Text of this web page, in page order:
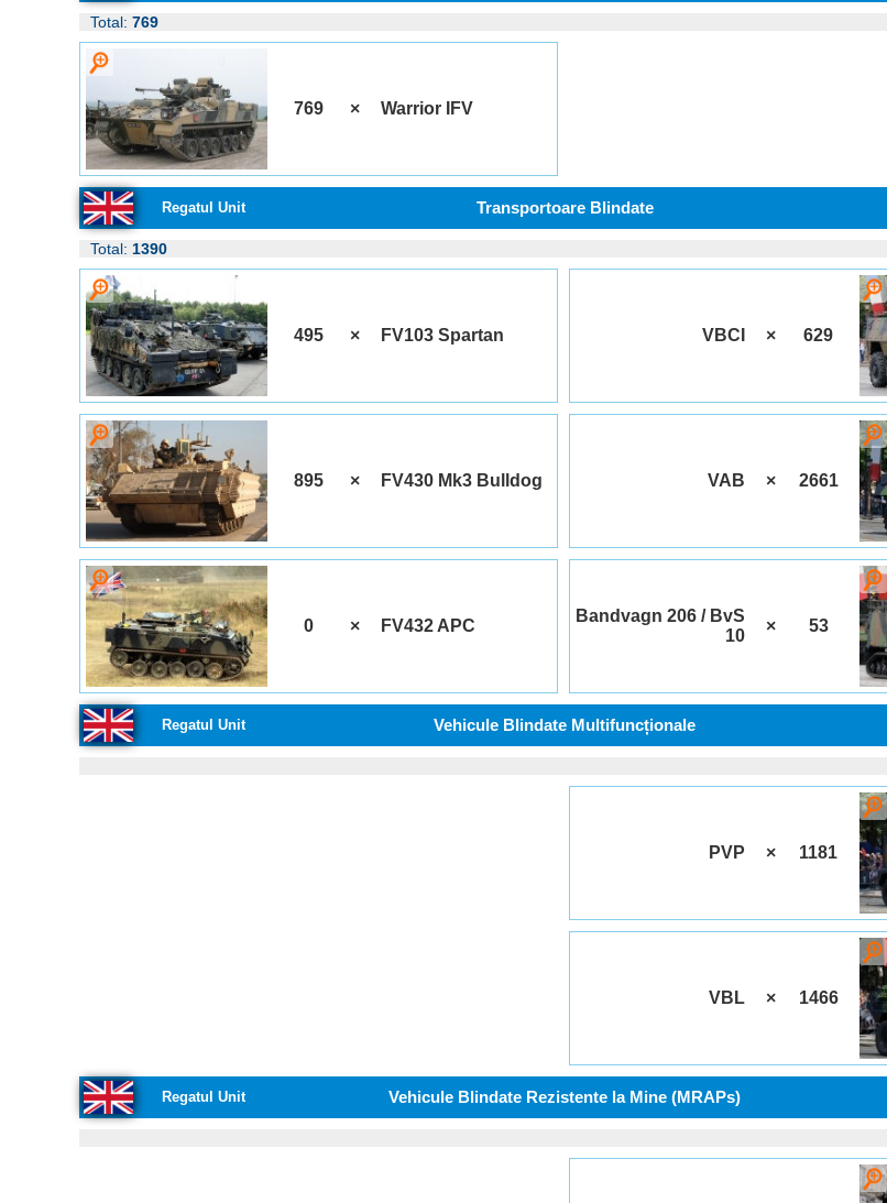
Total: 769
769 × Warrior IFV
Regatul Unit Transportoare Blindate
Total: 1390
495 × FV103 Spartan
895 × FV430 Mk3 Bulldog
0 × FV432 APC
VBCI × 629
VAB × 2661
Bandvagn 206 / BvS
10
× 53
Regatul Unit Vehicule Blindate Multifuncționale
PVP × 1181
VBL × 1466
Regatul Unit Vehicule Blindate Rezistente la Mine (MRAPs)